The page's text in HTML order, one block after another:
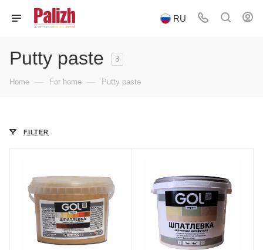
RU
Putty paste 3
Home — For home — Putty paste
FILTER